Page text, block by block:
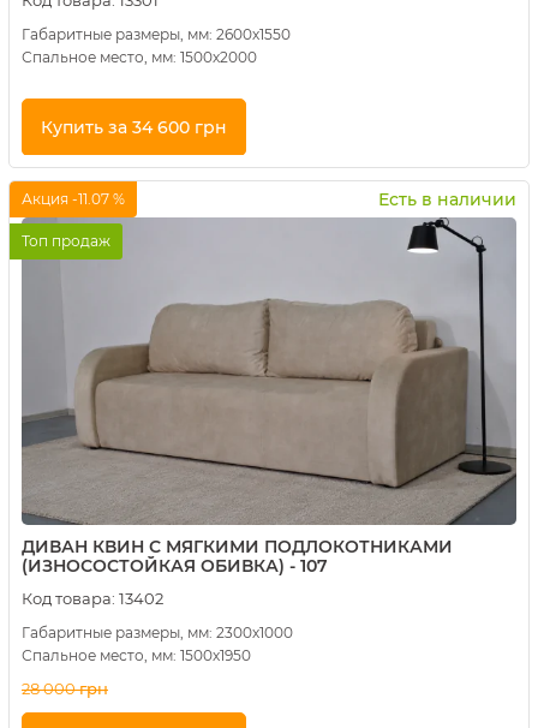
Габаритные размеры, мм: 2600х1550
Спальное место, мм: 1500х2000
Купить за 34 600 грн
Купить в 1 клик
Есть в наличии
Акция -11.07 %
Топ продаж
ДИВАН КВИН С МЯГКИМИ ПОДЛОКОТНИКАМИ
(ИЗНОСОСТОЙКАЯ ОБИВКА) - 107
Код товара: 13402
Габаритные размеры, мм: 2300х1000
Спальное место, мм: 1500х1950
28 000грн